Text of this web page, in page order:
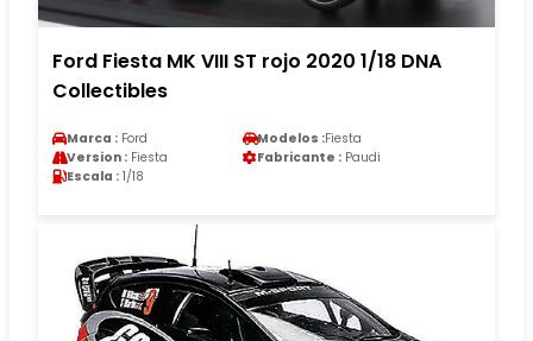
Ford Fiesta MK VIII ST rojo 2020 1/18 DNA
Collectibles
Marca : Ford Modelos :Fiesta
Version : Fiesta Fabricante : Paudi
Escala : 1/18